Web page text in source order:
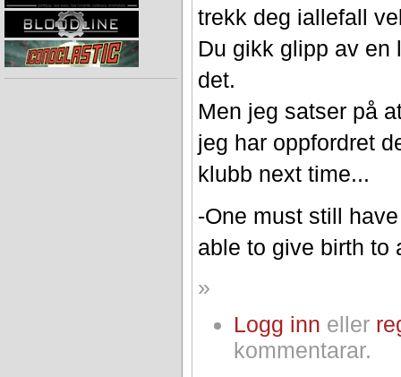
trekk deg iallefall
Du gikk glipp av en
det.
Men jeg satser på
jeg har oppfordret
klubb next time...
-One must still
able to give birth to
»
Logg inn eller
kommentarar.